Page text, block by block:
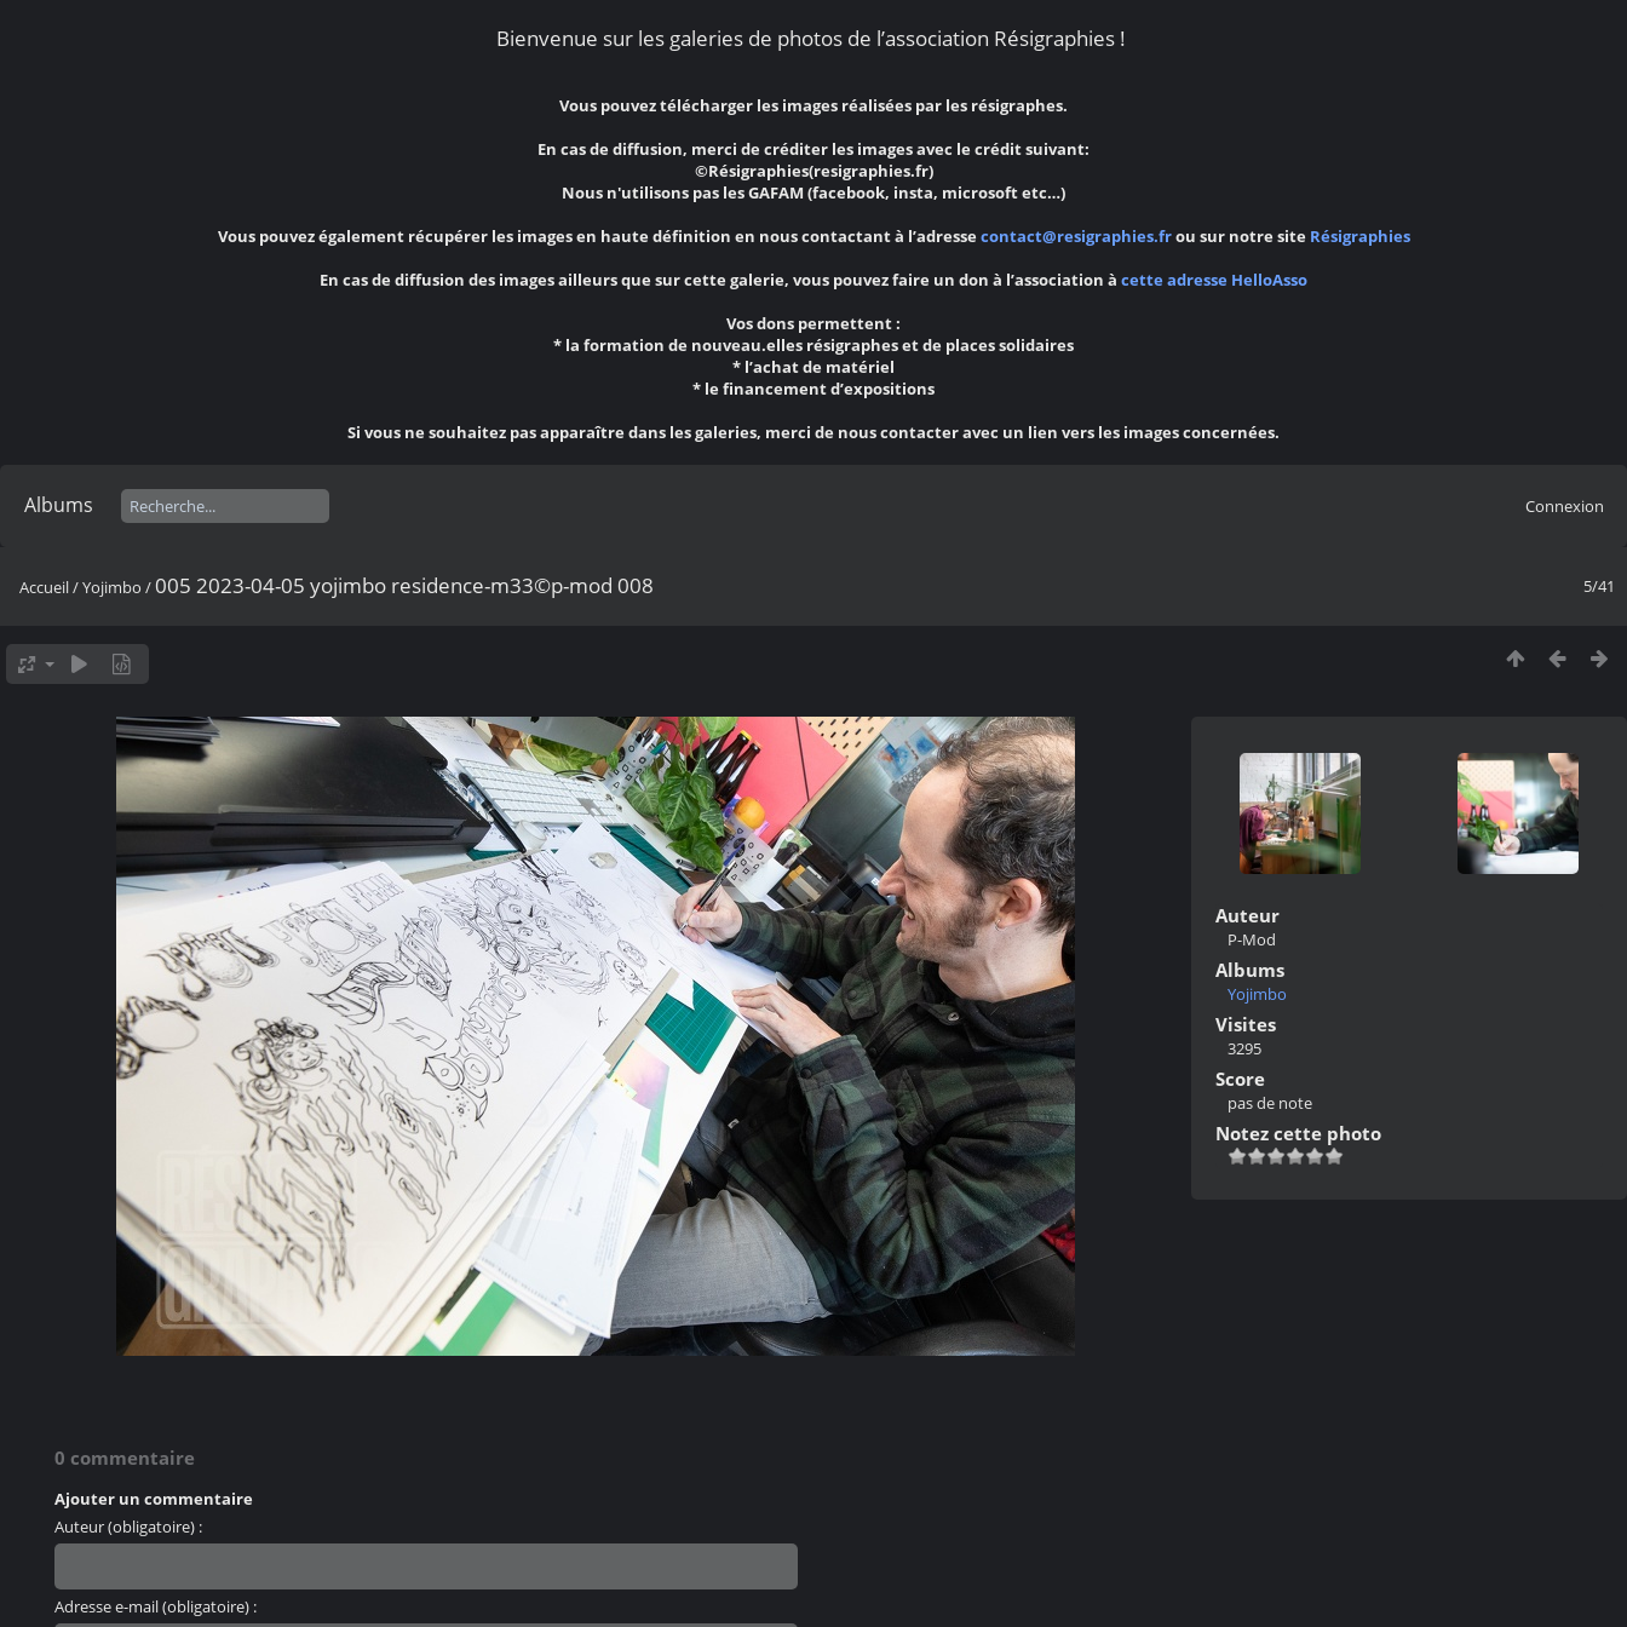
Bienvenue sur les galeries de photos de l’association Résigraphies !
Vous pouvez télécharger les images réalisées par les résigraphes.
En cas de diffusion, merci de créditer les images avec le crédit suivant:
©Résigraphies(resigraphies.fr)
Nous n'utilisons pas les GAFAM (facebook, insta, microsoft etc…)
Vous pouvez également récupérer les images en haute définition en nous contactant à l’adresse contact@resigraphies.frou sur notre site Résigraphies
En cas de diffusion des images ailleurs que sur cette galerie, vous pouvez faire un don à l’association à cette adresse HelloAsso
Vos dons permettent :
* la formation de nouveau.elles résigraphes et de places solidaires
* l’achat de matériel
* le financement d’expositions
Si vous ne souhaitez pas apparaître dans les galeries, merci de nous contacter avec un lien vers les images concernées.
Albums Connexion
5/41
Accueil/Yojimbo /005 2023-04-05 yojimbo residence-m33©p-mod 008
Auteur
P-Mod
Albums
Yojimbo
Visites
3295
Score
pas de note
Notez cette photo
0 commentaire
Ajouter un commentaire
Auteur (obligatoire) :
Adresse e-mail (obligatoire) :